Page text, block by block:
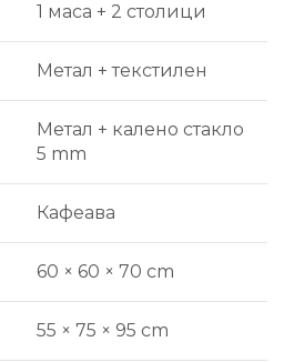
1 маса + 2 столици
Метал + текстилен
Метал + калено стакло
5 mm
Кафеава
60 × 60 × 70 cm
55 × 75 × 95 cm